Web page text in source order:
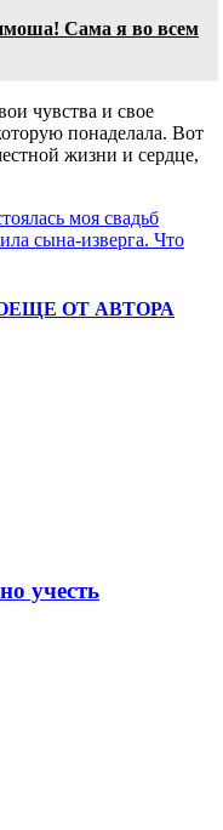
Сама я во всем
чувства и свое
понаделала. Вот
жизни и сердце,
моя свадьб
сына-изверга. Что
ЕЩЕ ОТ АВТОРА
учесть